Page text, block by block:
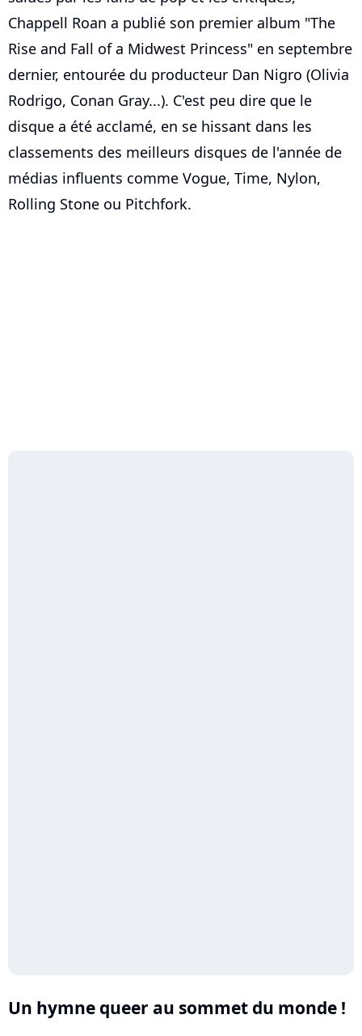
Chappell Roan a publié son premier album "The
Rise and Fall of a Midwest Princess" en septembre
dernier, entourée du producteur Dan Nigro (Olivia
Rodrigo, Conan Gray...). C'est peu dire que le
disque a été acclamé, en se hissant dans les
classements des meilleurs disques de l'année de
médias influents comme Vogue, Time, Nylon,
Rolling Stone ou Pitchfork.
Un hymne queer au sommet du monde !